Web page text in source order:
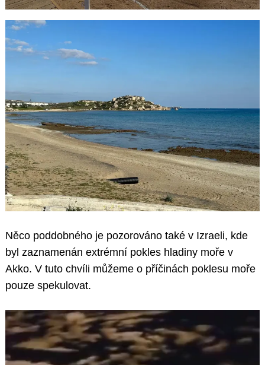
Něco poddobného je pozorováno také v Izraeli, kde
byl zaznamenán extrémní pokles hladiny moře v
Akko. V tuto chvíli můžeme o příčinách poklesu moře
pouze spekulovat.